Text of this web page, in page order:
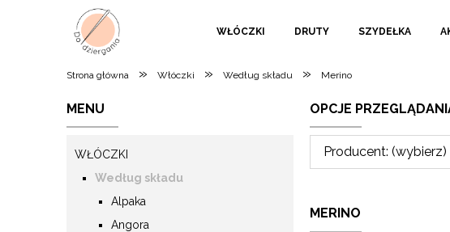
WŁÓCZKI DRUTY SZYDEŁKA
Strona główna » Włóczki » Według składu » Merino
MENU
WŁÓCZKI
Według składu
Alpaka
Angora
OPCJE
Producent: (wybierz)
MERINO